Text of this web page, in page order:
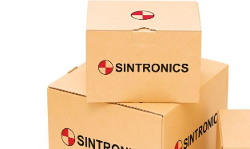
módulos antiguos a un alto nivel técnico o
de módulos descontinuados por módulos